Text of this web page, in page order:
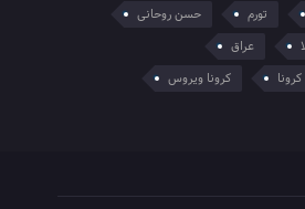
تورم
حسن روحانی
عراق
کرونا
کرونا ویروس